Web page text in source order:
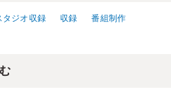
タジオ収録 収録
番組制作